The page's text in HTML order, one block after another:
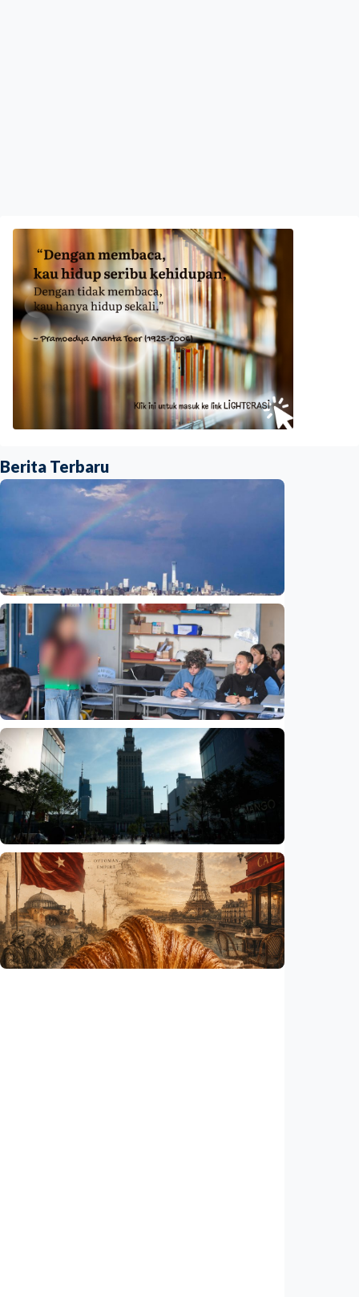
Berita Terbaru
Humaniora
Beijing jadi ibu kota arsitektur dunia
UNESCO-UIA 2029. Apa alasannya?
Indonesia•06 Aug 2026
Humaniora
Sekolah di Selandia Baru tambah mata
pelajaran berbasis industri, dari AI hingga
pariwisata
Indonesia •06 Aug 2026
Humaniora
Gelombang panas bisa memicu kecemasan
hingga depresi pada anak, ini temuan
peneliti
Indonesia•06 Aug 2026